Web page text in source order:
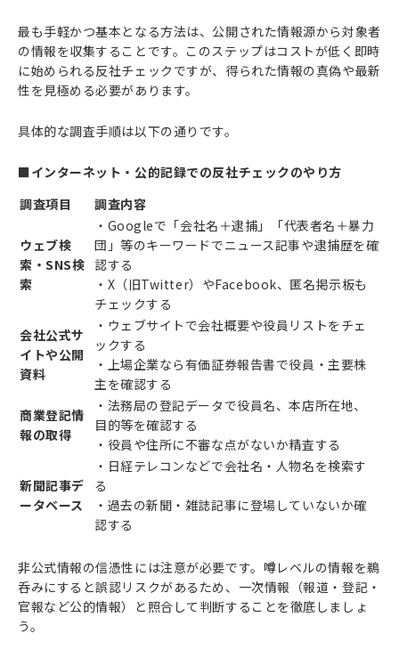
最も手軽かつ基本となる方法は、公開された情報源から対象者
の情報を収集することです。このステップはコストが低く即時
に始められる反社チェックですが、得られた情報の真偽や最新
性を見極める必要があります。
具体的な調査手順は以下の通りです。
■インターネット・公的記録での反社チェックのやり方
調査項目
調査内容
ウェブ検
索・SNS検
索
・Googleで「会社名＋逮捕」「代表者名＋暴力
団」等のキーワードでニュース記事や逮捕歴を確
認する
・X（旧Twitter）やFacebook、匿名掲示板も
チェックする
会社公式サ
イトや公開
資料
・ウェブサイトで会社概要や役員リストをチェ
ックする
・上場企業なら有価証券報告書で役員・主要株
主を確認する
商業登記情
報の取得
・法務局の登記データで役員名、本店所在地、
目的等を確認する
・役員や住所に不審な点がないか精査する
新聞記事デ
ータベース
・日経テレコンなどで会社名・人物名を検索す
る
・過去の新聞・雑誌記事に登場していないか確
認する
非公式情報の信憑性には注意が必要です。噂レベルの情報を鵜
呑みにすると誤認リスクがあるため、一次情報（報道・登記・
官報など公的情報）と照合して判断することを徹底しましょ
う。